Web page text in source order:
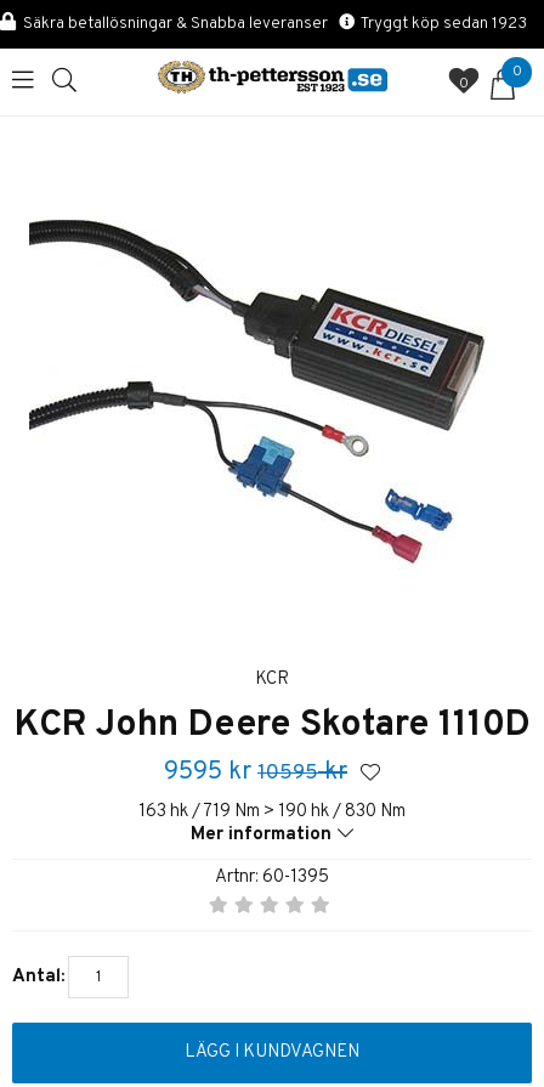
Säkra betallösningar & Snabba leveranser Tryggt köp sedan 1923
0
0
KCR
KCR John Deere Skotare 1110D
10595kr
9595 kr
163 hk / 719 Nm > 190 hk / 830 Nm
Mer information
Artnr: 60-1395
Antal:
LÄGG I KUNDVAGNEN